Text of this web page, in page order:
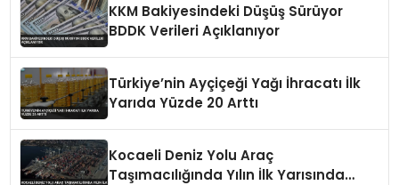
KKM Bakiyesindeki Düşüş Sürüyor
BDDK Verileri Açıklanıyor
Türkiye’nin Ayçiçeği Yağı İhracatı İlk
Yarıda Yüzde 20 Arttı
Kocaeli Deniz Yolu Araç
Taşımacılığında Yılın İlk Yarısında